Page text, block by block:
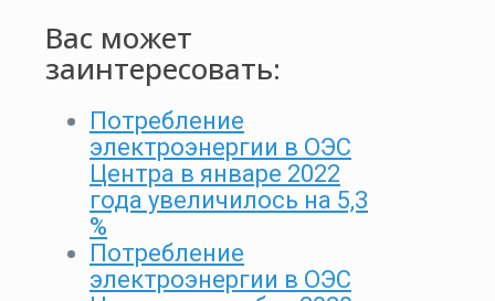
Вас может
заинтересовать:
Потребление
электроэнергии в ОЭС
Центра в январе 2022
года увеличилось на 5,3
%
Потребление
электроэнергии в ОЭС